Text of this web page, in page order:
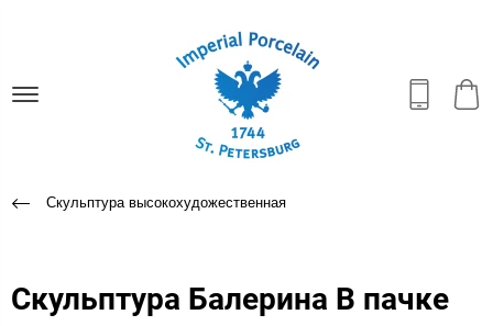
Скульптура высокохудожественная
Скульптура Балерина В пачке